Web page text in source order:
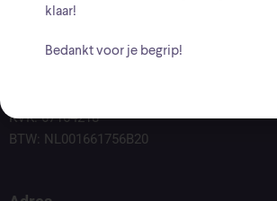
KVK: 67164218
BTW: NL001661756B20
klaar!
Bedankt voor je begrip!